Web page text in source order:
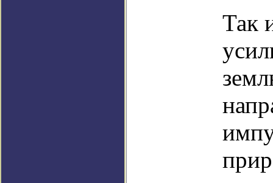
Так